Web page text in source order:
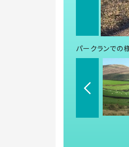
パークランでの